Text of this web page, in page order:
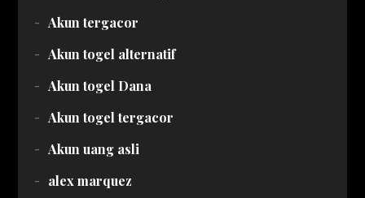
Akun tergacor
Akun togel alternatif
Akun togel Dana
Akun togel tergacor
Akun uang asli
alex marquez